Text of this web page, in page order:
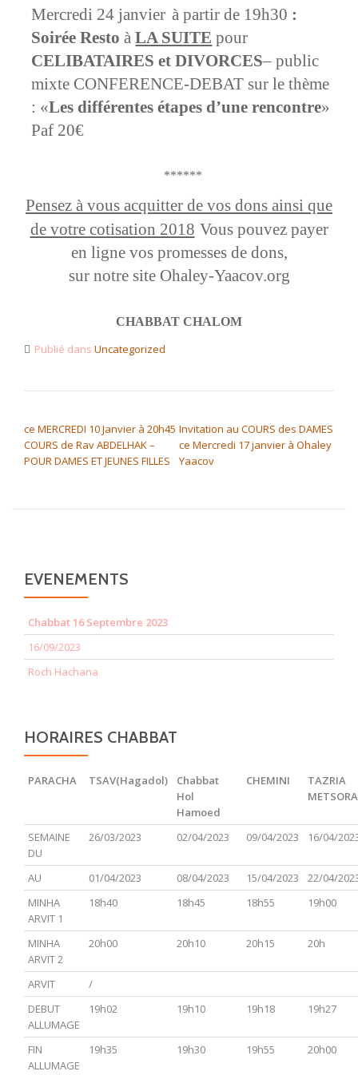
Mercredi 24 janvier à partir de 19h30 :
Soirée Resto àLA SUITE pour
CELIBATAIRES et DIVORCES– public
mixte CONFERENCE-DEBAT sur le thème
: «Les différentes étapes d’une rencontre»
Paf 20€
******
Pensez à vous acquitter de vos dons ainsi que
de votre cotisation 2018 Vous pouvez payer
en ligne vos promesses de dons,
sur notre site Ohaley-Yaacov.org
CHABBAT CHALOM
Publié dans Uncategorized
ce MERCREDI 10 Janvier à 20h45
COURS de Rav ABDELHAK –
POUR DAMES ET JEUNES FILLES
Invitation au COURS des DAMES
ce Mercredi 17 janvier à Ohaley
Yaacov
EVENEMENTS
Chabbat 16 Septembre 2023
16/09/2023
Roch Hachana
HORAIRES CHABBAT
PARACHA TSAV(Hagadol)
Chabbat
Hol
Hamoed
CHEMINI
TAZRIA
METSORA
SEMAINE
DU
26/03/2023 02/04/2023 09/04/2023 16/04/
AU 01/04/2023 08/04/2023 15/04/2023
22/04/
MINHA
ARVIT 1
18h40 18h45 18h55 19h00
MINHA
ARVIT 2
20h00 20h10 20h15 20h
ARVIT
/
DEBUT
ALLUMAGE
19h02 19h10 19h18 19h27
FIN
ALLUMAGE
19h35 19h30 19h55 20h00